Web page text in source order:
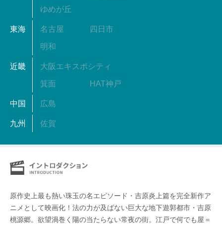
ゆめが丘
東海 名古屋 四日市
明和
近畿 大阪エキスポシティ
箕面 HAT神戸
中国 広島
九州 佐賀
原作史上最も熱い珠玉の名エピソード・吉原炎上篇を完全新作ア
ニメとして映画化！法の力が及ばない巨大な地下遊郭都市・吉原
桃源郷。欲望渦巻く陽の当たらない常夜の街。江戸で何でも屋＝